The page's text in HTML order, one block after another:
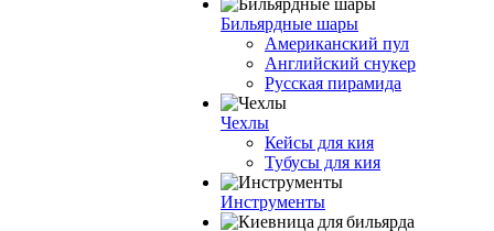
Бильярдные шары
Американский пул
Английский снукер
Русская пирамида
Чехлы
Кейсы для кия
Тубусы для кия
Инструменты